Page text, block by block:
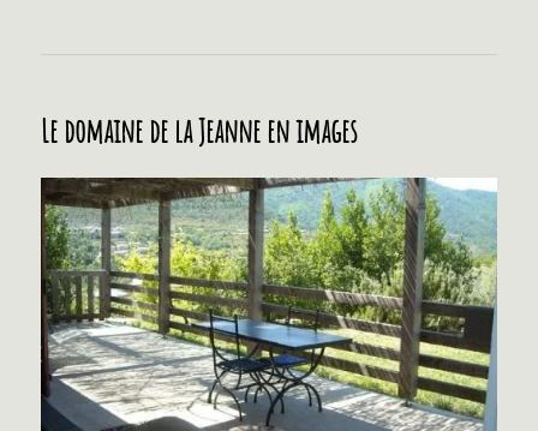
Le domaine de la Jeanne en images